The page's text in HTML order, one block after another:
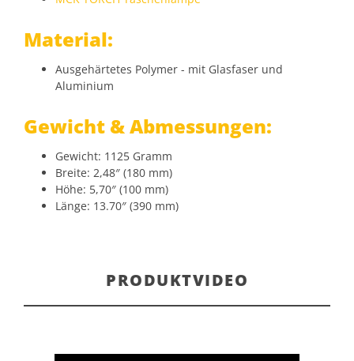
Material:
Ausgehärtetes Polymer - mit Glasfaser und
Aluminium
Gewicht & Abmessungen:
Gewicht: 1125 Gramm
Breite: 2,48″ (180 mm)
Höhe: 5,70″ (100 mm)
Länge: 13.70″ (390 mm)
PRODUKTVIDEO